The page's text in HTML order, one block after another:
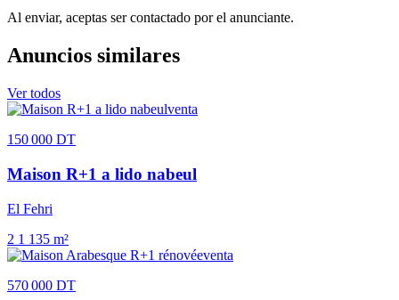
Al enviar, aceptas ser contactado por el anunciante.
Anuncios similares
Ver todos
venta
150 000 DT
Maison R+1 a lido nabeul
El Fehri
2 1 135 m²
venta
570 000 DT